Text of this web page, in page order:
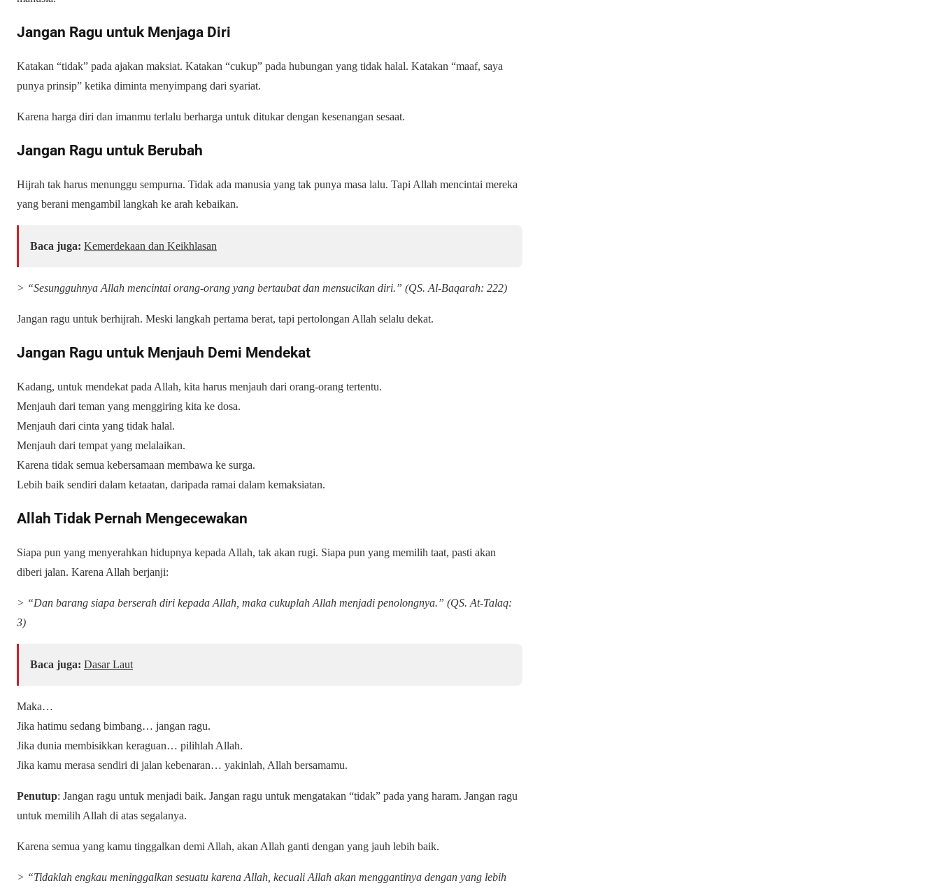
Jangan Ragu untuk Menjaga Diri
Katakan “tidak” pada ajakan maksiat. Katakan “cukup” pada hubungan yang tidak halal. Katakan “maaf, saya
punya prinsip” ketika diminta menyimpang dari syariat.
Karena harga diri dan imanmu terlalu berharga untuk ditukar dengan kesenangan sesaat.
Jangan Ragu untuk Berubah
Hijrah tak harus menunggu sempurna. Tidak ada manusia yang tak punya masa lalu. Tapi Allah mencintai mereka
yang berani mengambil langkah ke arah kebaikan.
Baca juga: Kemerdekaan dan Keikhlasan
> “Sesungguhnya Allah mencintai orang-orang yang bertaubat dan mensucikan diri.” (QS. Al-Baqarah: 222)
Jangan ragu untuk berhijrah. Meski langkah pertama berat, tapi pertolongan Allah selalu dekat.
Jangan Ragu untuk Menjauh Demi Mendekat
Kadang, untuk mendekat pada Allah, kita harus menjauh dari orang-orang tertentu.
Menjauh dari teman yang menggiring kita ke dosa.
Menjauh dari cinta yang tidak halal.
Menjauh dari tempat yang melalaikan.
Karena tidak semua kebersamaan membawa ke surga.
Lebih baik sendiri dalam ketaatan, daripada ramai dalam kemaksiatan.
Allah Tidak Pernah Mengecewakan
Siapa pun yang menyerahkan hidupnya kepada Allah, tak akan rugi. Siapa pun yang memilih taat, pasti akan
diberi jalan. Karena Allah berjanji:
> “Dan barang siapa berserah diri kepada Allah, maka cukuplah Allah menjadi penolongnya.” (QS. At-Talaq:
3)
Baca juga: Dasar Laut
Maka…
Jika hatimu sedang bimbang… jangan ragu.
Jika dunia membisikkan keraguan… pilihlah Allah.
Jika kamu merasa sendiri di jalan kebenaran… yakinlah, Allah bersamamu.
Penutup: Jangan ragu untuk menjadi baik. Jangan ragu untuk mengatakan “tidak” pada yang haram. Jangan ragu
untuk memilih Allah di atas segalanya.
Karena semua yang kamu tinggalkan demi Allah, akan Allah ganti dengan yang jauh lebih baik.
> “Tidaklah engkau meninggalkan sesuatu karena Allah, kecuali Allah akan menggantinya dengan yang lebih